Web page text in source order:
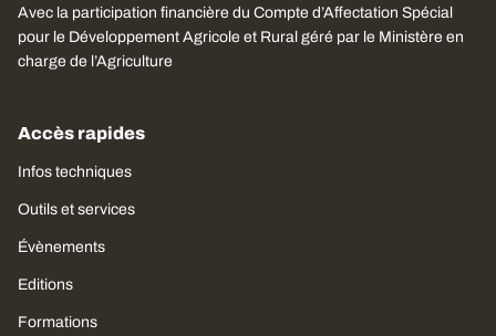
Avec la participation financière du Compte d’Affectation Spécial
pour le Développement Agricole et Rural géré par le Ministère en
charge de l’Agriculture
Accès rapides
Infos techniques
Outils et services
Évènements
Editions
Formations